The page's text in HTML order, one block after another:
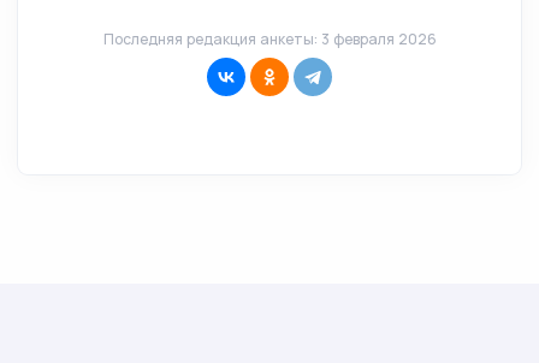
Последняя редакция анкеты: 3 февраля 2026